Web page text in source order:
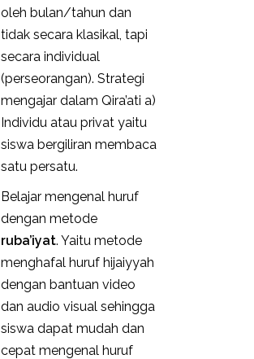
oleh bulan/tahun dan
tidak secara klasikal, tapi
secara individual
(perseorangan). Strategi
mengajar dalam Qira’ati a)
Individu atau privat yaitu
siswa bergiliran membaca
satu persatu.
Belajar mengenal huruf
dengan metode
ruba’iyat. Yaitu metode
menghafal huruf hijaiyyah
dengan bantuan video
dan audio visual sehingga
siswa dapat mudah dan
cepat mengenal huruf